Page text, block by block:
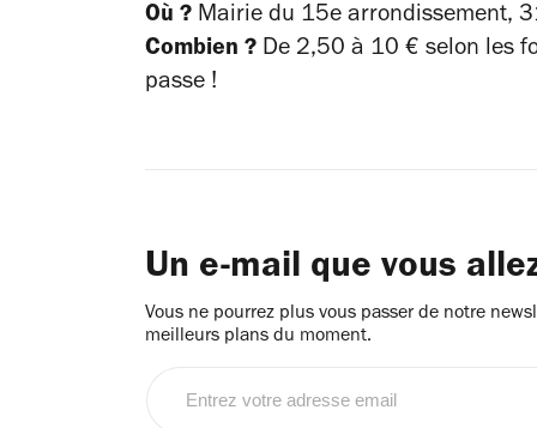
Où ? Mairie du 15e arrondissement,
Combien ? De 2,50 à 10 € selon les
passe !
Un e-mail que vous
Vous ne pourrez plus vous passer de notre
meilleurs plans du moment.